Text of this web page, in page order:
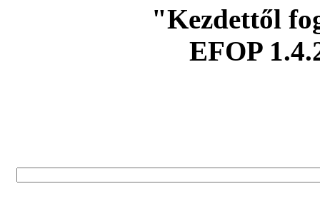
"Kezdettől
EFOP